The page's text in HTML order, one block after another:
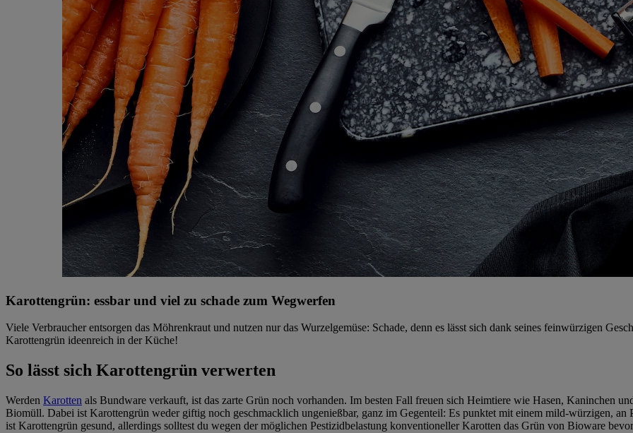
Karottengrün: essbar und viel zu schade zum Wegwerfen
Viele Verbraucher entsorgen das Möhrenkraut und nutzen nur das Wurzelgemüse: Schade, denn es lässt sich dank seines feinwürzigen
Karottengrün ideenreich in der Küche!
So lässt sich Karottengrün verwerten
Werden Karotten als Bundware verkauft, ist das zarte Grün noch vorhanden. Im besten Fall freuen sich Heimtiere wie Hasen, Kaninchen
Biomüll. Dabei ist Karottengrün weder giftig noch geschmacklich ungenießbar, ganz im Gegenteil: Es punktet mit einem mild-würzigen,
ist Karottengrün gesund, allerdings solltest du wegen der möglichen Pestizidbelastung konventioneller Karotten das Grün von Bioware